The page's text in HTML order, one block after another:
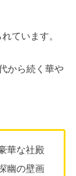
ています。
から続く華や
華な社殿
幽の壁画